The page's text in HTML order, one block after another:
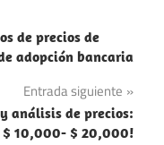
de precios de
adopción bancaria
Entrada siguiente
análisis de precios:
$ 10,000- $ 20,000!